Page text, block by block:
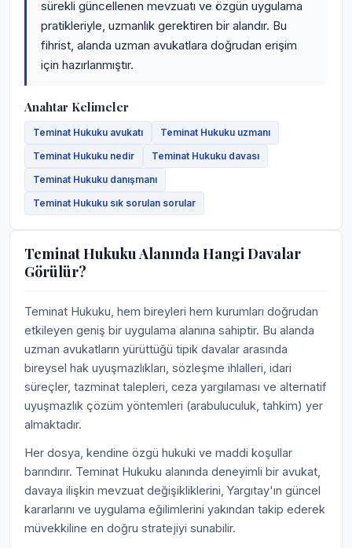
sürekli güncellenen mevzuatı ve özgün uygulama
pratikleriyle, uzmanlık gerektiren bir alandır. Bu
fihrist, alanda uzman avukatlara doğrudan erişim
için hazırlanmıştır.
Anahtar Kelimeler
Teminat Hukuku avukatı
Teminat Hukuku uzmanı
Teminat Hukuku nedir
Teminat Hukuku davası
Teminat Hukuku danışmanı
Teminat Hukuku sık sorulan sorular
Teminat Hukuku Alanında Hangi Davalar
Görülür?
Teminat Hukuku, hem bireyleri hem kurumları doğrudan
etkileyen geniş bir uygulama alanına sahiptir. Bu alanda
uzman avukatların yürüttüğü tipik davalar arasında
bireysel hak uyuşmazlıkları, sözleşme ihlalleri, idari
süreçler, tazminat talepleri, ceza yargılaması ve alternatif
uyuşmazlık çözüm yöntemleri (arabuluculuk, tahkim) yer
almaktadır.
Her dosya, kendine özgü hukuki ve maddi koşullar
barındırır. Teminat Hukuku alanında deneyimli bir avukat,
davaya ilişkin mevzuat değişikliklerini, Yargıtay'ın güncel
kararlarını ve uygulama eğilimlerini yakından takip ederek
müvekkiline en doğru stratejiyi sunabilir.